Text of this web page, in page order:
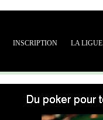
INSCRIPTION LA LIGUE